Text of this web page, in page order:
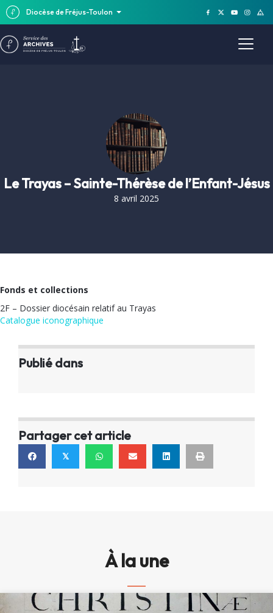
Diocèse de Fréjus-Toulon
Le Trayas – Sainte-Thérèse de l’Enfant-Jésus
8 avril 2025
Fonds et collections
2F – Dossier diocésain relatif au Trayas
Catalogue iconographique
Publié dans
Partager cet article
𝕏
À la une